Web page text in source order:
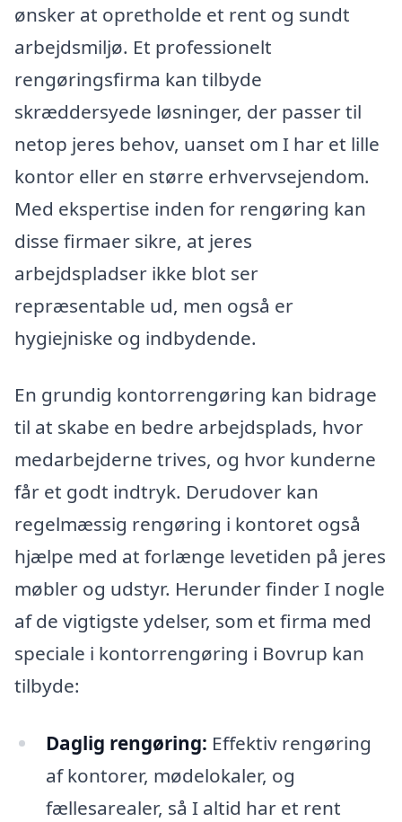
ønsker at opretholde et rent og sundt
arbejdsmiljø. Et professionelt
rengøringsfirma kan tilbyde
skræddersyede løsninger, der passer til
netop jeres behov, uanset om I har et lille
kontor eller en større erhvervsejendom.
Med ekspertise inden for rengøring kan
disse firmaer sikre, at jeres
arbejdspladser ikke blot ser
repræsentable ud, men også er
hygiejniske og indbydende.
En grundig kontorrengøring kan bidrage
til at skabe en bedre arbejdsplads, hvor
medarbejderne trives, og hvor kunderne
får et godt indtryk. Derudover kan
regelmæssig rengøring i kontoret også
hjælpe med at forlænge levetiden på jeres
møbler og udstyr. Herunder finder I nogle
af de vigtigste ydelser, som et firma med
speciale i kontorrengøring i Bovrup kan
tilbyde:
Daglig rengøring: Effektiv rengøring
af kontorer, mødelokaler, og
fællesarealer, så I altid har et rent